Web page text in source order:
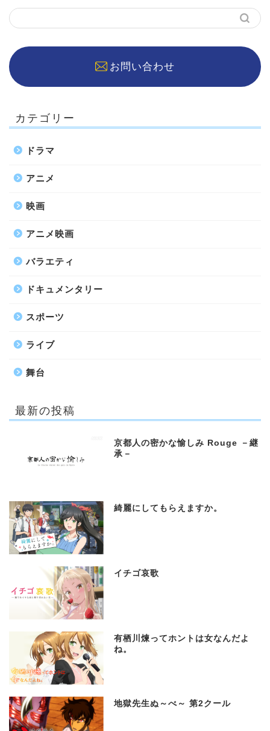
お問い合わせ
カテゴリー
ドラマ
アニメ
映画
アニメ映画
バラエティ
ドキュメンタリー
スポーツ
ライブ
舞台
最新の投稿
京都人の密かな愉しみ Rouge －継
承－
綺麗にしてもらえますか。
イチゴ哀歌
有栖川煉ってホントは女なんだよ
ね。
地獄先生ぬ～べ～ 第2クール